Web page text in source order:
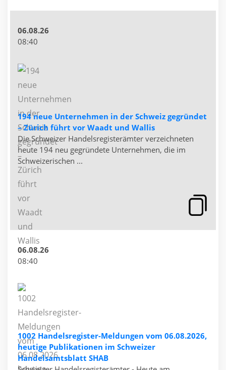
06.08.26
08:40
194 neue Unternehmen in der Schweiz gegründet
– Zürich führt vor Waadt und Wallis
Die Schweizer Handelsregisterämter verzeichneten
heute 194 neu gegründete Unternehmen, die im
Schweizerischen ...
06.08.26
08:40
1002 Handelsregister-Meldungen vom 06.08.2026,
heutige Publikationen im Schweizer
Handelsamtsblatt SHAB